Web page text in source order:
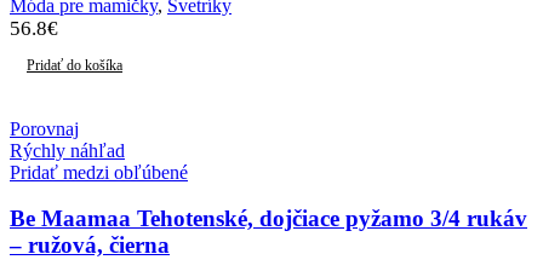
Móda pre mamičky, Svetríky
56.8€
Pridať do košíka
Porovnaj
Rýchly náhľad
Pridať medzi obľúbené
Be Maamaa Tehotenské, dojčiace pyžamo 3/4 rukáv
– ružová, čierna